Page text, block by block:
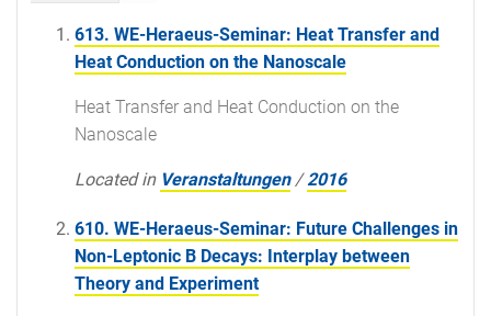
613. WE-Heraeus-Seminar: Heat Transfer and
Heat Conduction on the Nanoscale
Heat Transfer and Heat Conduction on the
Nanoscale
Located in Veranstaltungen /2016
610. WE-Heraeus-Seminar: Future Challenges in
Non-Leptonic B Decays: Interplay between
Theory and Experiment